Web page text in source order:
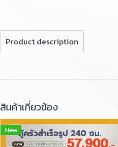
Product description
สินค้าเกี่ยวข้อง
New